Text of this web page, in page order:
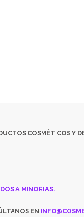
COSMÉTICOS Y
A MINORÍAS.
EN